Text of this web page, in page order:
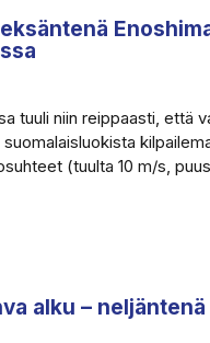
tuuli niin reippaasti, että
(tuulta 10 m/s,
alku – neljäntenä